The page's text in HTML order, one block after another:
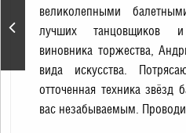
Чайковский. Спектакль
театра «Кремлёвский
балет»
великолепными
лучших танцовщиков и
виновника торжества,
вида искусства.
отточенная техника звёзд
вас незабываемым.